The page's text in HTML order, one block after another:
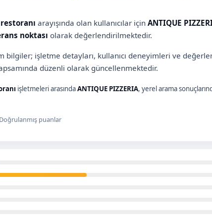
arayışında olan kullanıcılar için ANTIQUE
noktası olarak değerlendirilmektedir.
bilgiler; işletme detayları, kullanıcı deneyimleri ve
düzenli olarak güncellenmektedir.
işletmeleri arasındaANTIQUE PIZZERIA, yerel arama
puanlar